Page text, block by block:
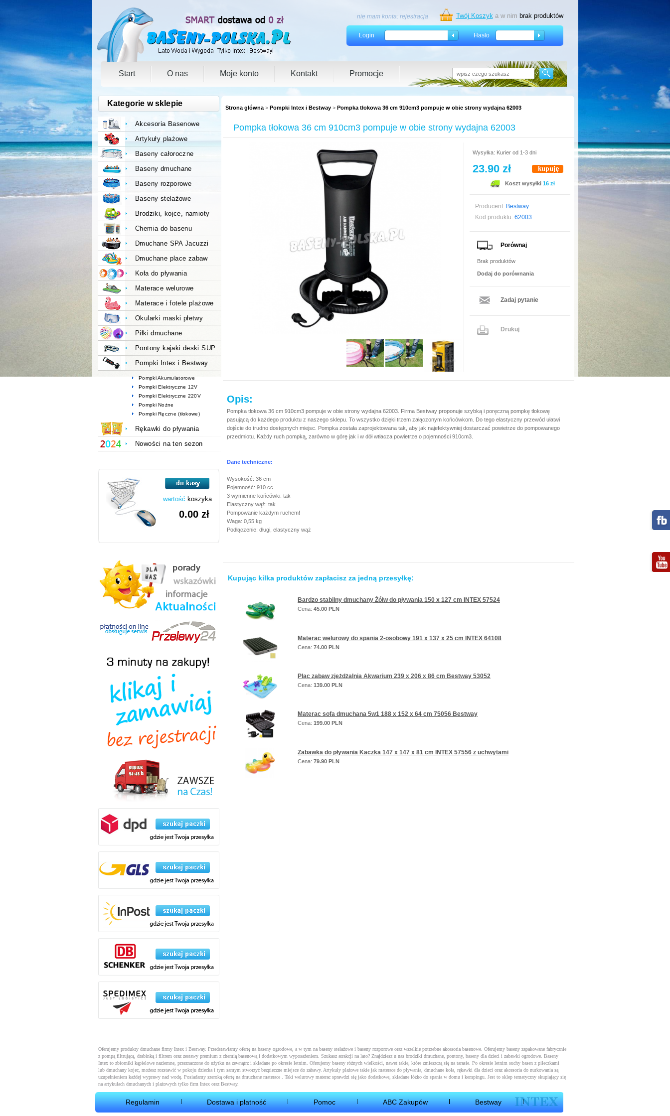
Twój Koszyka w nim brak produktów
nie mam konta: rejestracja
Login Hasło
Start O nas Moje konto Kontakt Promocje
Strona główna > Pompki Intex i Bestway > Pompka tłokowa 36 cm 910cm3 pompuje w obie strony wydajna 62003
Pompka tłokowa 36 cm 910cm3 pompuje w obie strony wydajna 62003
Wysyłka: Kurier od 1-3 dni
23.90 zł
Koszt wysyłki 16 zł
Producent: Bestway
Kod produktu: 62003
Porównaj
Brak produktów
Dodaj do porównania
Zadaj pytanie
Drukuj
Opis:
Pompka tłokowa 36 cm 910cm3 pompuje w obie strony wydajna 62003. Firma Bestway proponuje szybką i poręczną pompkę tłokowę
pasującą do każdego produktu z naszego sklepu. To wszystko dzięki trzem załączonym końcówkom. Do tego elastyczny przewód ułatwi
dojście do trudno dostępnych miejsc. Pompka została zaprojektowana tak, aby jak najefektywniej dostarczać powietrze do pompowanego
przedmiotu. Każdy ruch pompką, zarówno w górę jak i w dół wtłacza powietrze o pojemności 910cm3.
Dane techniczne:
Wysokość: 36 cm
Pojemność: 910 cc
3 wymienne końcówki: tak
Elastyczny wąż: tak
Pompowanie każdym ruchem!
Waga: 0,55 kg
Podłączenie: długi, elastyczny wąż
Kupując kilka produktów zapłacisz za jedną przesyłkę:
Bardzo stabilny dmuchany Żółw do pływania 150 x 127 cm INTEX 57524
Cena: 45.00 PLN
Materac welurowy do spania 2-osobowy 191 x 137 x 25 cm INTEX 64108
Cena: 74.00 PLN
Plac zabaw zjeżdżalnia Akwarium 239 x 206 x 86 cm Bestway 53052
Cena: 139.00 PLN
Materac sofa dmuchana 5w1 188 x 152 x 64 cm 75056 Bestway
Cena: 199.00 PLN
Zabawka do pływania Kaczka 147 x 147 x 81 cm INTEX 57556 z uchwytami
Cena: 79.90 PLN
Kategorie w sklepie
Akcesoria Basenowe
Artykuły plażowe
Baseny całoroczne
Baseny dmuchane
Baseny rozporowe
Baseny stelażowe
Brodziki, kojce, namioty
Chemia do basenu
Dmuchane SPA Jacuzzi
Dmuchane place zabaw
Koła do pływania
Materace welurowe
Materace i fotele plażowe
Okularki maski płetwy
Piłki dmuchane
Pontony kajaki deski SUP
Pompki Intex i Bestway
Pompki Akumulatorowe
Pompki Elektryczne 12V
Pompki Elektryczne 220V
Pompki Nożne
Pompki Ręczne (tłokowe)
Rękawki do pływania
Nowości na ten sezon
wartość koszyka
0.00 zł
Oferujemy produkty dmuchane firmy Intex i Bestway. Przedstawiamy ofertę na baseny ogrodowe, a w tym na baseny stelażowe i baseny rozporowe oraz wszelkie potrzebne akcesoria basenowe. Oferujemy baseny zapakowane fabrycznie
z pompą filtrującą, drabinką i filtrem oraz zestawy premium z chemią basenową i dodatkowym wyposażeniem. Szukasz atrakcji na lato? Znajdziesz u nas brodziki dmuchane, pontony, baseny dla dzieci i zabawki ogrodowe. Baseny
Intex to zbiorniki kąpielowe naziemne, przeznaczone do użytku na zewnątrz i składane po okresie letnim. Oferujemy baseny różnych wielkości, nawet takie, które zmieszczą się na tarasie. Po okresie letnim suchy basen z piłeczkami
lub dmuchany kojec, możesz rozstawić w pokoju dziecka i tym samym stworzyć bezpieczne miejsce do zabawy. Artykuły plażowe takie jak materace do pływania , dmuchane koła, rękawki dla dzieci oraz akcesoria do nurkowania są
uzupełnieniem każdej wyprawy nad wodę. Posiadamy szeroką ofertę na dmuchane materace . Taki welurowy materac sprawdzi się jako dodatkowe, składane łóżko do spania w domu i kempingu. Jest to sklep tematyczny skupiający się
na artykułach dmuchanych i plażowych tylko firm Intex oraz Bestway.
Regulamin Dostawa i płatność Pomoc ABC Zakupów Bestway